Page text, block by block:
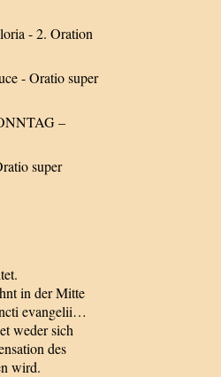
- 2. Oration
- Oratio super
–
super
in der Mitte
evangelii…
weder sich
des
wird.